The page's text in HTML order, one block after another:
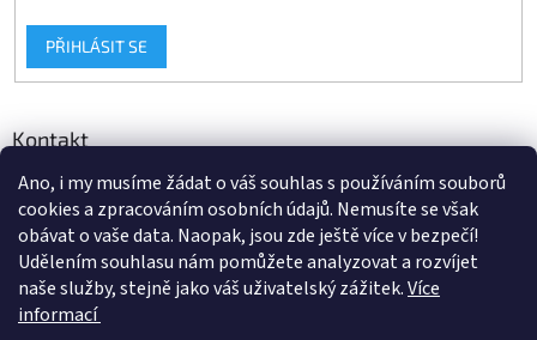
Ano, i my musíme žádat o váš souhlas s používáním souborů
cookies a zpracováním osobních údajů. Nemusíte se však
obávat o vaše data. Naopak, jsou zde ještě více v bezpečí!
Udělením souhlasu nám pomůžete analyzovat a rozvíjet
naše služby, stejně jako váš uživatelský zážitek.Více
informací
PŘIHLÁSIT SE
Kontakt
info@d-klima.cz
+420 517 357 288